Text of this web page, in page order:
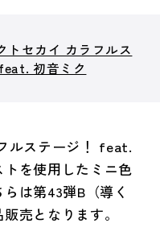
トセカイ カラフルス
初音ミク
ルステージ！ feat.
を使用したミニ色
は第43弾B（導く
売となります。